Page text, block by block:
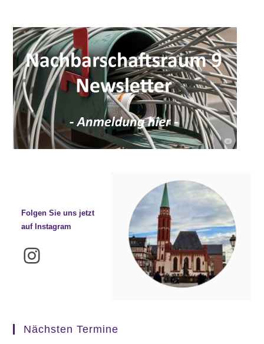
Folgen Sie uns jetzt
auf Instagram
Instagram
Nächsten Termine